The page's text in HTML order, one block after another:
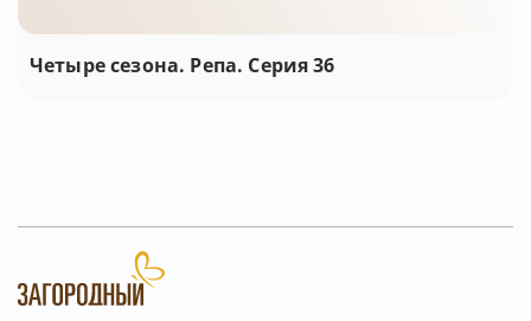
Четыре сезона. Репа. Серия 36